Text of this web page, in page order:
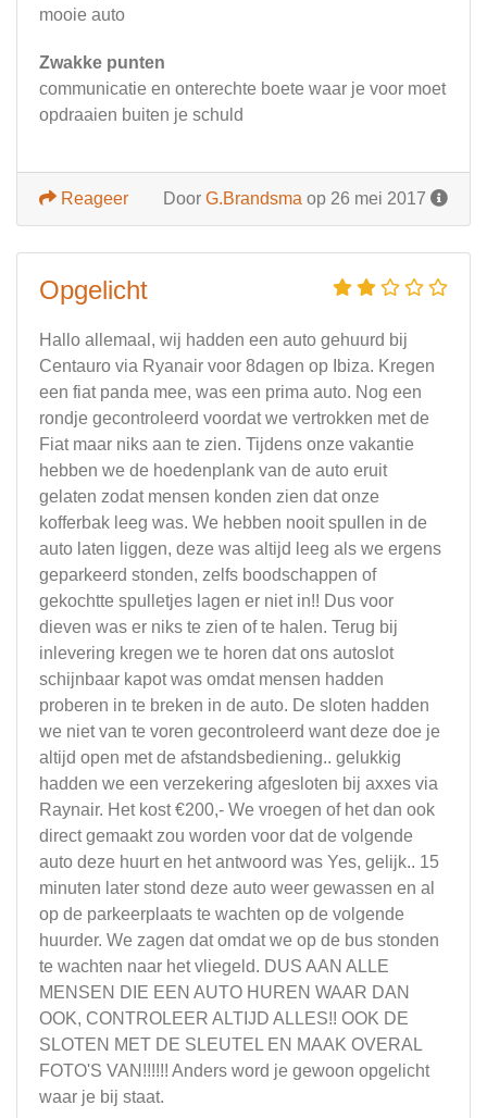
mooie auto
Zwakke punten
communicatie en onterechte boete waar je voor moet
opdraaien buiten je schuld
Door G.Brandsma op 26 mei 2017
Reageer
Opgelicht
Hallo allemaal, wij hadden een auto gehuurd bij
Centauro via Ryanair voor 8dagen op Ibiza. Kregen
een fiat panda mee, was een prima auto. Nog een
rondje gecontroleerd voordat we vertrokken met de
Fiat maar niks aan te zien. Tijdens onze vakantie
hebben we de hoedenplank van de auto eruit
gelaten zodat mensen konden zien dat onze
kofferbak leeg was. We hebben nooit spullen in de
auto laten liggen, deze was altijd leeg als we ergens
geparkeerd stonden, zelfs boodschappen of
gekochtte spulletjes lagen er niet in!! Dus voor
dieven was er niks te zien of te halen. Terug bij
inlevering kregen we te horen dat ons autoslot
schijnbaar kapot was omdat mensen hadden
proberen in te breken in de auto. De sloten hadden
we niet van te voren gecontroleerd want deze doe je
altijd open met de afstandsbediening.. gelukkig
hadden we een verzekering afgesloten bij axxes via
Raynair. Het kost €200,- We vroegen of het dan ook
direct gemaakt zou worden voor dat de volgende
auto deze huurt en het antwoord was Yes, gelijk.. 15
minuten later stond deze auto weer gewassen en al
op de parkeerplaats te wachten op de volgende
huurder. We zagen dat omdat we op de bus stonden
te wachten naar het vliegeld. DUS AAN ALLE
MENSEN DIE EEN AUTO HUREN WAAR DAN
OOK, CONTROLEER ALTIJD ALLES!! OOK DE
SLOTEN MET DE SLEUTEL EN MAAK OVERAL
FOTO'S VAN!!!!!! Anders word je gewoon opgelicht
waar je bij staat.